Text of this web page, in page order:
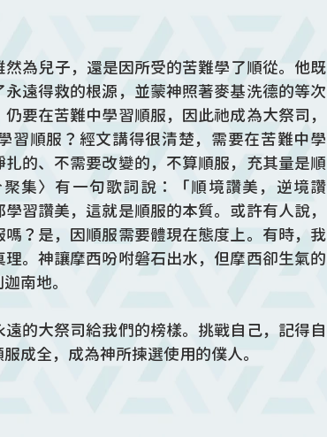
然為兒子，還是因所受的苦難學了順從。他既
遠得救的根源，並蒙神照著麥基洗德的等次
要在苦難中學習順服，因此祂成為大祭司，
習順服？經文講得很清楚，需要在苦難中學
的、不需要改變的，不算順服，充其量是順
集〉有一句歌詞說：「順境讚美，逆境讚
習讚美，這就是順服的本質。或許有人說，
？是，因順服需要體現在態度上。有時，我
。神讓摩西吩咐磐石出水，但摩西卻生氣的
南地。
的大祭司給我們的榜樣。挑戰自己，記得自
成全，成為神所揀選使用的僕人。